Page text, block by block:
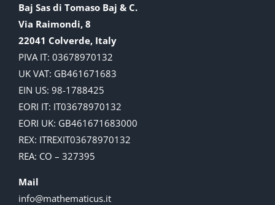
Baj Sas di Tomaso Baj & C.
Via Raimondi, 8
22041 Colverde, Italy
PIVA IT: 03678970132
UK VAT: GB461671683
EIN US: 98-1788425
EORI IT: IT03678970132
EORI UK: GB461671683000
REX: ITREXIT03678970132
REA: CO – 327395
Mail
info@mathematicus.it